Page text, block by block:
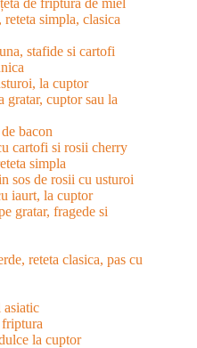
de friptură de miel
simpla, clasica
stafide si cartofi
la cuptor
gratar, cuptor sau la
bacon
cartofi si rosii cherry
simpla
sos de rosii cu usturoi
iaurt, la cuptor
gratar, fragede si
reteta clasica, pas cu
asiatic
la cuptor